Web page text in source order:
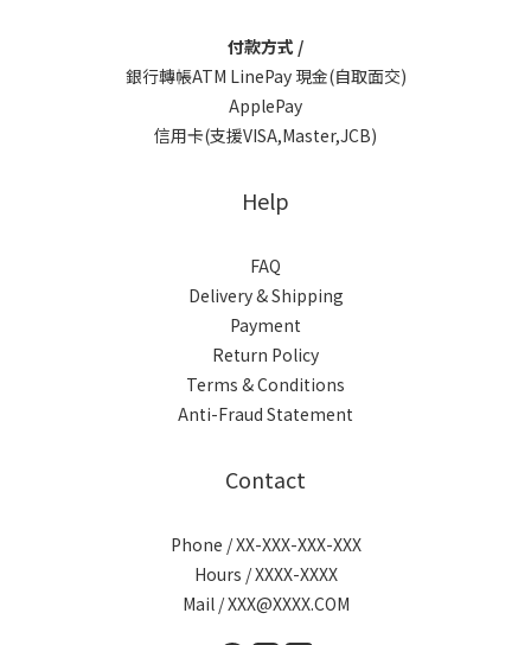
付款方式 /
銀行轉帳ATM LinePay 現金(自取面交)
ApplePay
信用卡(支援VISA,Master,JCB)
Help
FAQ
Delivery & Shipping
Payment
Return Policy
Terms & Conditions
Anti-Fraud Statement
Contact
Phone / XX-XXX-XXX-XXX
Hours / XXXX-XXXX
Mail / XXX@XXXX.COM